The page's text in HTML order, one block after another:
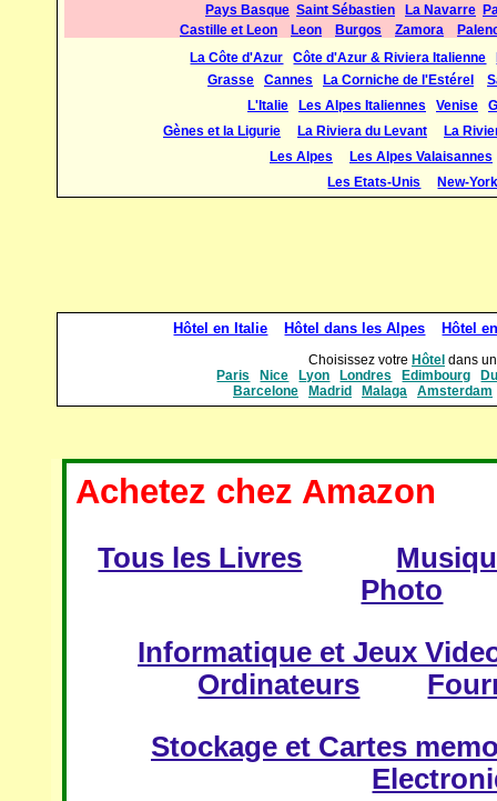
Pays Basque Saint Sébastien La Navarre
Castille et Leon
Leon Burgos Zamora
La Côte d'Azur
Côte d'Azur & Riviera Italienne
Grasse
Cannes La Corniche de l'Estérel
L'Italie
Les Alpes Italiennes Venise
Gènes et la Ligurie
La Riviera du Levant
La
Les Alpes
Les Alpes Valaisannes
Les Etats-Unis
New-
Hôtel en Italie Hôtel dans les Alpes Hôtel
Choisissez votre Hôtel dans
Paris
Nice Lyon Londres Edimbourg
Barcelone
Madrid Malaga Amsterdam